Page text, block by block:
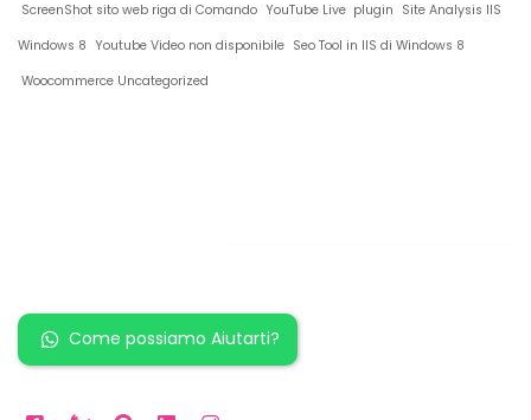
ScreenShot sito web riga di Comando YouTube Live plugin Site Analysis IIS
Windows 8 Youtube Video non disponibile Seo Tool in IIS di Windows 8
Woocommerce Uncategorized
Come possiamo Aiutarti?